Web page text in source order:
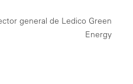
general de Ledico Green
Energy